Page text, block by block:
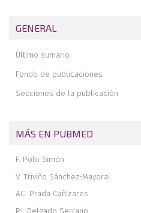
Técnica de aplicación del parche
GENERAL
Último sumario
Fondo de publicaciones
Secciones de la publicación
MÁS EN PUBMED
F. Polo Simón
V. Triviño Sánchez-Mayoral
AC. Prada Cañizares
PJ. Delgado Serrano